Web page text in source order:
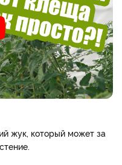
жук, который может за